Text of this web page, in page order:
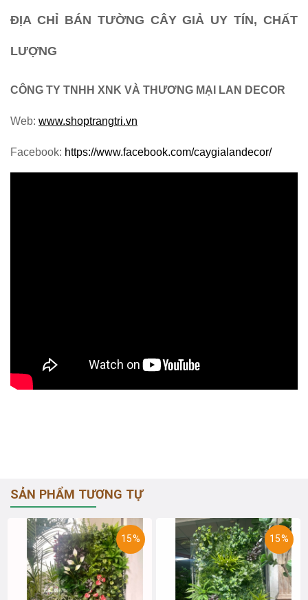
ĐỊA CHỈ BÁN TƯỜNG CÂY GIẢ UY TÍN, CHẤT
LƯỢNG
CÔNG TY TNHH XNK VÀ THƯƠNG MẠI LAN DECOR
Web: www.shoptrangtri.vn
Facebook: https://www.facebook.com/caygialandecor/
SẢN PHẨM TƯƠNG TỰ
15% 15%